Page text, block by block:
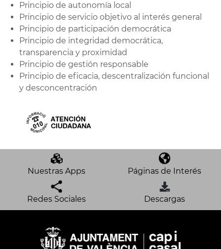
Principio de autonomía local
Principio de servicio objetivo al interés general
Principio de participación democrática
Principio de integridad democrática,
transparencia y proximidad
Principio de gestión responsable
Principio de eficacia, descentralización funcional
y desconcentración
Nuestras Apps Páginas de Interés
Redes Sociales Descargas